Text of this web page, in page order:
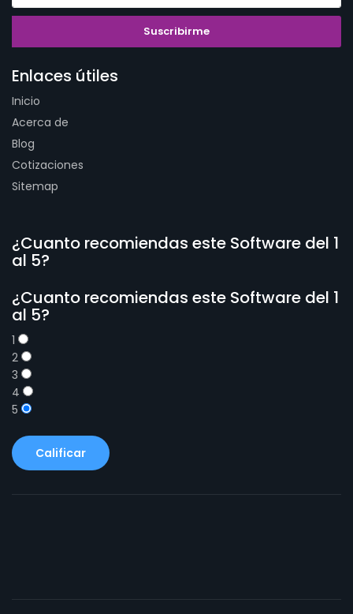
Enlaces útiles
Inicio
Acerca de
Blog
Cotizaciones
Sitemap
¿Cuanto recomiendas este Software del 1
al 5?
¿Cuanto recomiendas este Software del 1
al 5?
1
2
3
4
5
Calificar